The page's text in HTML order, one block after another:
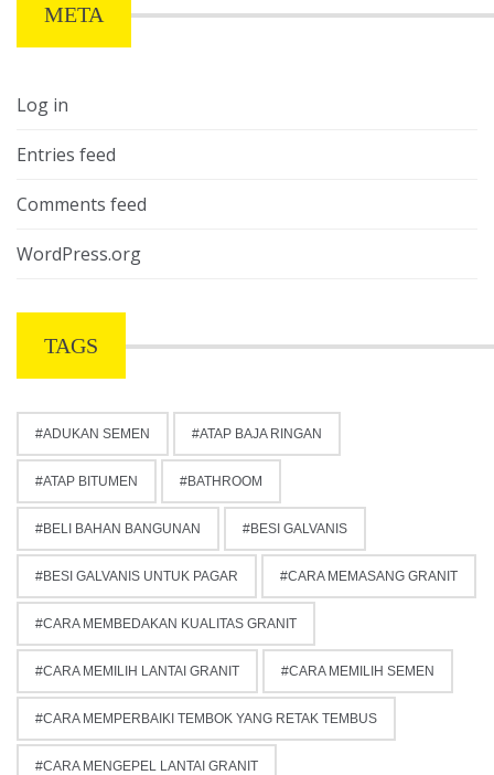
META
Log in
Entries feed
Comments feed
WordPress.org
TAGS
ADUKAN SEMEN ATAP BAJA RINGAN
ATAP BITUMEN BATHROOM
BELI BAHAN BANGUNAN BESI GALVANIS
BESI GALVANIS UNTUK PAGAR CARA MEMASANG GRANIT
CARA MEMBEDAKAN KUALITAS GRANIT
CARA MEMILIH LANTAI GRANIT CARA MEMILIH SEMEN
CARA MEMPERBAIKI TEMBOK YANG RETAK TEMBUS
CARA MENGEPEL LANTAI GRANIT